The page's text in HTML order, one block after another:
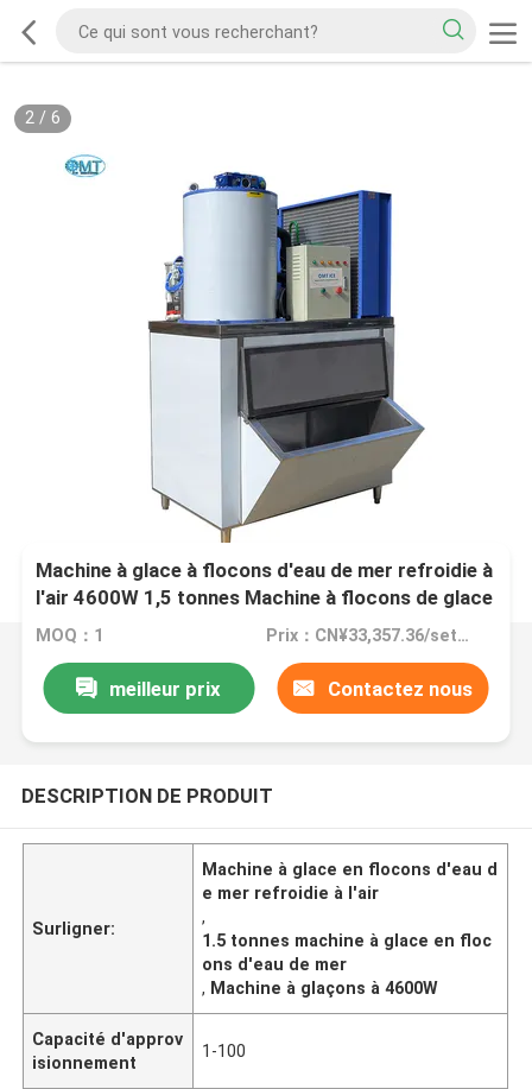
2/ 6
Machine à glace à flocons d'eau de mer refroidie à
l'air 4600W 1,5 tonnes Machine à flocons de glace
commerciale
MOQ：1 Prix：CN¥33,357.36/sets 1-4 sets
meilleur prix Contactez nous
DESCRIPTION DE PRODUIT
Surligner:
Machine à glace en flocons d'eau d
e mer refroidie à l'air
,
1.5 tonnes machine à glace en floc
ons d'eau de mer
, Machine à glaçons à 4600W
Capacité d'approv
isionnement
1-100